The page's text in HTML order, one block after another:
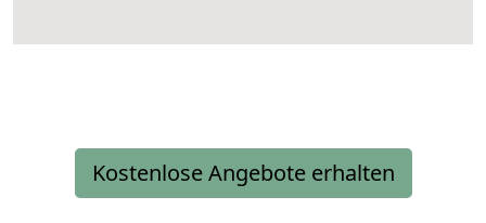
Kostenlose Angebote erhalten